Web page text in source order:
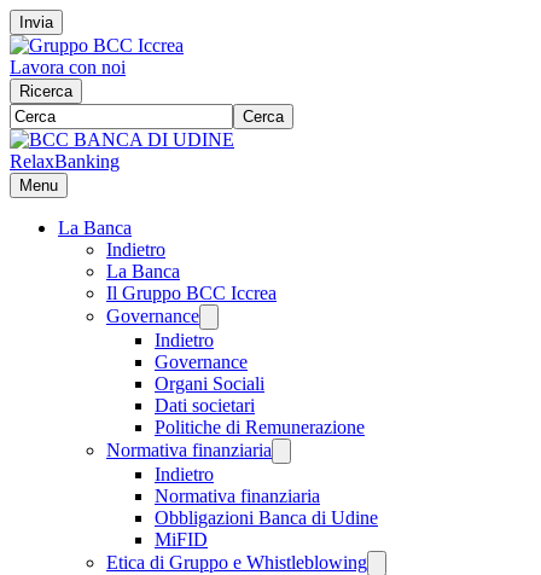
Invia
Lavora con noi
Ricerca
Cerca
RelaxBanking
Menu
La Banca
Indietro
La Banca
Il Gruppo BCC Iccrea
Governance
Indietro
Governance
Organi Sociali
Dati societari
Politiche di Remunerazione
Normativa finanziaria
Indietro
Normativa finanziaria
Obbligazioni Banca di Udine
MiFID
Etica di Gruppo e Whistleblowing